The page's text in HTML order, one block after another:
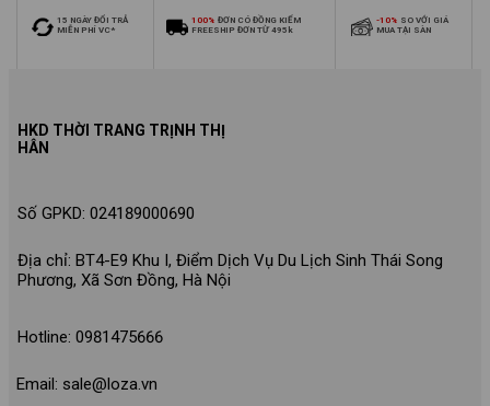
15 NGÀY ĐỔI TRẢ
MIỄN PHÍ VC*
100% ĐƠN CÓ ĐỒNG KIỂM
FREESHIP ĐƠN TỪ 495k
-10% SO VỚI GIÁ
MUA TẠI SÀN
HKD THỜI TRANG TRỊNH THỊ
HÂN
Số GPKD: 024189000690
Địa chỉ: BT4-E9 Khu I, Điểm Dịch Vụ Du Lịch Sinh Thái Song
Phương, Xã Sơn Đồng, Hà Nội
Hotline: 0981475666
Email: sale@loza.vn